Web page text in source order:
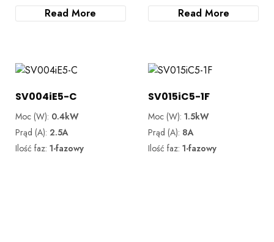
Read More Read More
SV004iE5-C
Moc (W): 0.4kW
Prąd (A): 2.5A
Ilość faz: 1-fazowy
SV015iC5-1F
Moc (W):1.5kW
Prąd (A): 8A
Ilość faz:1-fazowy